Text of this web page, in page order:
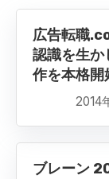
広告転職
認識を生か
作を本格開
2014
ブレーン